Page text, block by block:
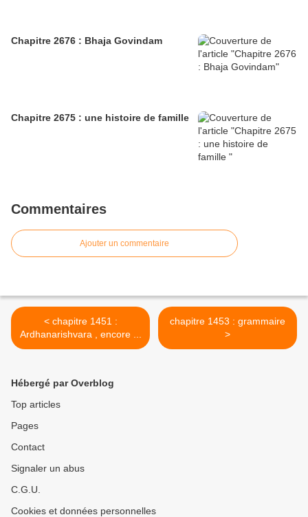
Chapitre 2676 : Bhaja Govindam
Chapitre 2675 : une histoire de famille
Commentaires
Ajouter un commentaire
< chapitre 1451 :
Ardhanarishvara , encore ...
chapitre 1453 : grammaire
>
Hébergé par Overblog
Top articles
Pages
Contact
Signaler un abus
C.G.U.
Cookies et données personnelles